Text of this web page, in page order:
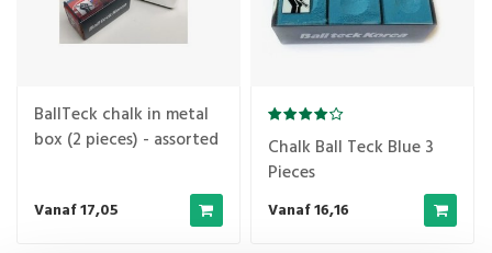
BallTeck chalk in metal
box (2 pieces) - assorted
Vanaf 17,05
Chalk Ball Teck Blue 3
Pieces
Vanaf 16,16